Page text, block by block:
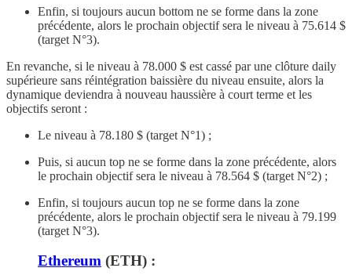
Enfin, si toujours aucun bottom ne se forme dans la zone
précédente, alors le prochain objectif sera le niveau à 75.614 $
(target N°3).
En revanche, si le niveau à 78.000 $ est cassé par une clôture daily
supérieure sans réintégration baissière du niveau ensuite, alors la
dynamique deviendra à nouveau haussière à court terme et les
objectifs seront :
Le niveau à 78.180 $ (target N°1) ;
Puis, si aucun top ne se forme dans la zone précédente, alors
le prochain objectif sera le niveau à 78.564 $ (target N°2) ;
Enfin, si toujours aucun top ne se forme dans la zone
précédente, alors le prochain objectif sera le niveau à 79.199
(target N°3).
Ethereum (ETH) :